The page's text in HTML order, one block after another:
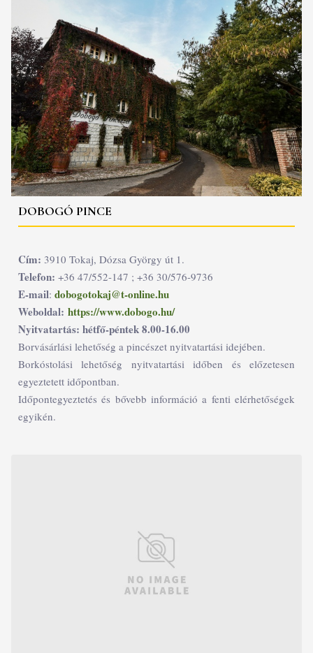
DOBOGÓ PINCE
Cím: 3910 Tokaj, Dózsa György út 1.
Telefon: +36 47/552-147 ; +36 30/576-9736
E-mail: dobogotokaj@t-online.hu
Weboldal: https://www.dobogo.hu/
Nyitvatartás: hétfő-péntek 8.00-16.00
Borvásárlási lehetőség a pincészet nyitvatartási idejében.
Borkóstolási lehetőség nyitvatartási időben és előzetesen
egyeztetett időpontban.
Időpontegyeztetés és bővebb információ a fenti elérhetőségek
egyikén.